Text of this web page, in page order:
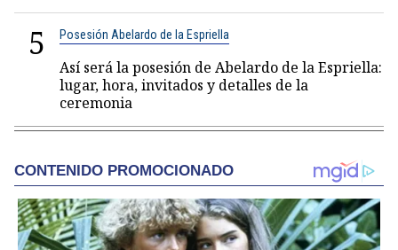
5 Posesión Abelardo de la Espriella
Así será la posesión de Abelardo de la Espriella:
lugar, hora, invitados y detalles de la
ceremonia